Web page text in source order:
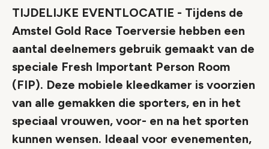
TIJDELIJKE EVENTLOCATIE - Tijdens de
Amstel Gold Race Toerversie hebben een
aantal deelnemers gebruik gemaakt van de
speciale Fresh Important Person Room
(FIP). Deze mobiele kleedkamer is voorzien
van alle gemakken die sporters, en in het
speciaal vrouwen, voor- en na het sporten
kunnen wensen. Ideaal voor evenementen,